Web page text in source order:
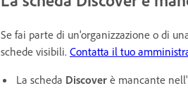
Se fai parte di un'organizzazione o di
schede visibili. Contatta il tuo
La scheda Discover è mancante